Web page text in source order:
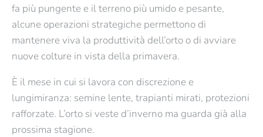
fa più pungente e il terreno più umido e pesante,
alcune operazioni strategiche permettono di
mantenere viva la produttività dell’orto o di avviare
nuove colture in vista della primavera.
È il mese in cui si lavora con discrezione e
lungimiranza: semine lente, trapianti mirati, protezioni
rafforzate. L’orto si veste d’inverno ma guarda già alla
prossima stagione.